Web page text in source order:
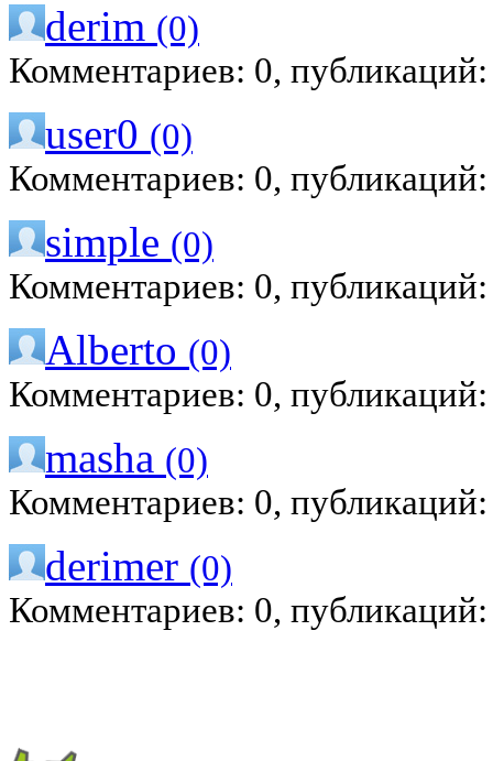
derim (0)
Комментариев: 0,
user0 (0)
Комментариев: 0,
simple (0)
Комментариев: 0,
Alberto (0)
Комментариев: 0,
masha (0)
Комментариев: 0,
derimer (0)
Комментариев: 0,